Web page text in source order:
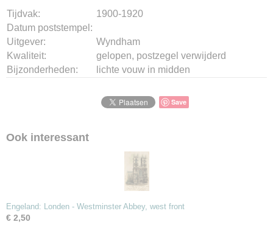
Tijdvak:
1900-1920
Datum poststempel:
Uitgever:
Wyndham
Kwaliteit:
gelopen, postzegel verwijderd
Bijzonderheden:
lichte vouw in midden
Save
Ook interessant
Engeland: Londen - Westminster Abbey, west front
€ 2,50